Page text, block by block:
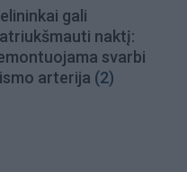
gali
naktį:
svarbi
arterija (2)